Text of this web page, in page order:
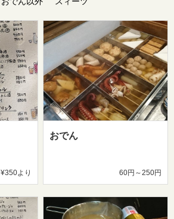
¥350より
おでん
60円～250円